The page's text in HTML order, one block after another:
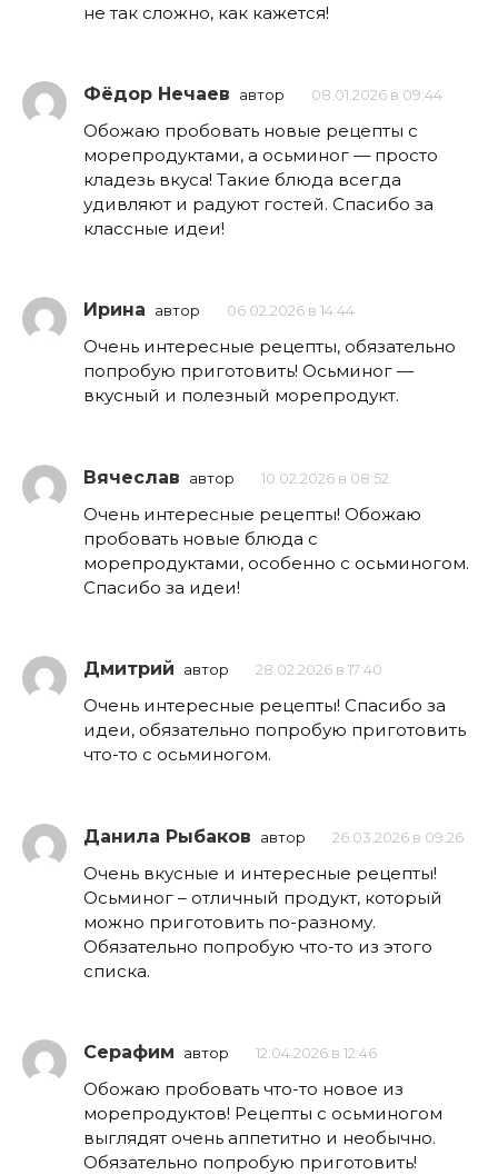
не так сложно, как кажется!
Фёдор Нечаев автор 08.01.2026 в 09:44
Обожаю пробовать новые рецепты с
морепродуктами, а осьминог — просто
кладезь вкуса! Такие блюда всегда
удивляют и радуют гостей. Спасибо за
классные идеи!
Ирина автор 06.02.2026 в 14:44
Очень интересные рецепты, обязательно
попробую приготовить! Осьминог —
вкусный и полезный морепродукт.
Вячеслав автор 10.02.2026 в 08:52
Очень интересные рецепты! Обожаю
пробовать новые блюда с
морепродуктами, особенно с осьминогом.
Спасибо за идеи!
Дмитрий автор 28.02.2026 в 17:40
Очень интересные рецепты! Спасибо за
идеи, обязательно попробую приготовить
что-то с осьминогом.
Данила Рыбаков автор 26.03.2026 в 09:26
Очень вкусные и интересные рецепты!
Осьминог – отличный продукт, который
можно приготовить по-разному.
Обязательно попробую что-то из этого
списка.
Серафим автор 12.04.2026 в 12:46
Обожаю пробовать что-то новое из
морепродуктов! Рецепты с осьминогом
выглядят очень аппетитно и необычно.
Обязательно попробую приготовить!